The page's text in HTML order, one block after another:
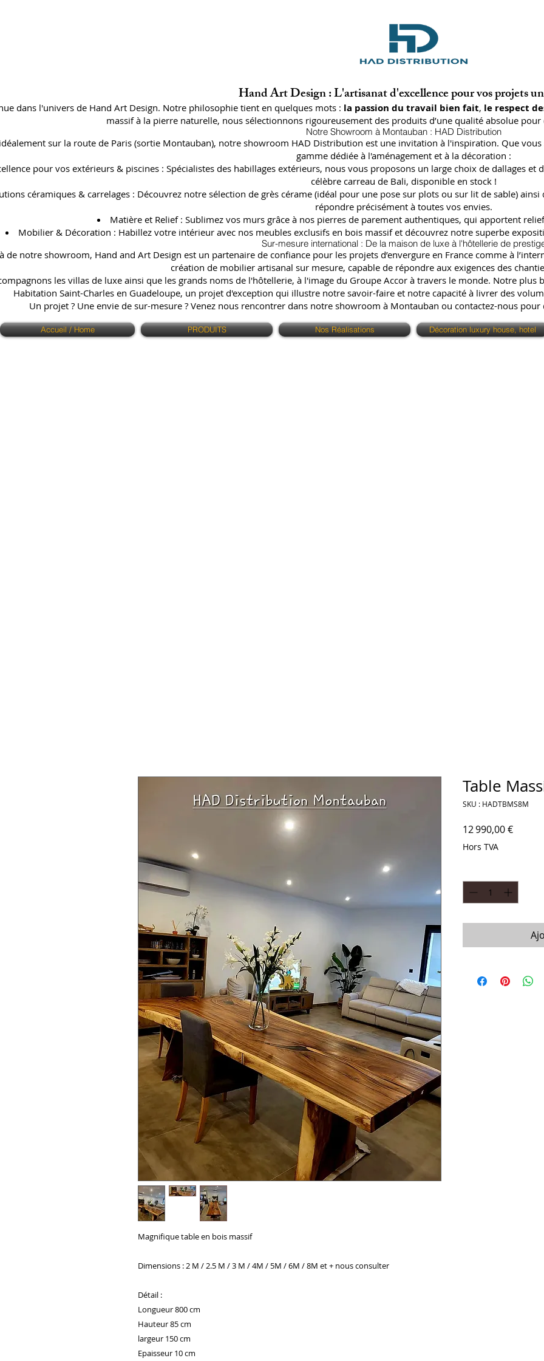
Hand Art Design : L'artisanat d'excellence pour vos projets
dans l'univers de Hand Art Design. Notre philosophie tient en quelques mots : la passion du travail bien fait, le respect
massif à la pierre naturelle, nous sélectionnons rigoureusement des produits d’une qualité absolue pour
Notre Showroom à Montauban : HAD Distribution
sur la route de Paris (sortie Montauban), notre showroom HAD Distribution est une invitation à l'inspiration. Que
gamme dédiée à l'aménagement et à la décoration :
pour vos extérieurs & piscines : Spécialistes des habillages extérieurs, nous vous proposons un large choix de dallages
célèbre carreau de Bali, disponible en stock !
céramiques & carrelages : Découvrez notre sélection de grès cérame (idéal pour une pose sur plots ou sur lit de sable)
répondre précisément à toutes vos envies.
Matière et Relief : Sublimez vos murs grâce à nos pierres de parement authentiques, qui apportent
Mobilier & Décoration : Habillez votre intérieur avec nos meubles exclusifs en bois massif et découvrez notre superbe
Sur-mesure international : De la maison de luxe à l'hôtellerie de
de notre showroom, Hand and Art Design est un partenaire de confiance pour les projets d’envergure en France comme à
création de mobilier artisanal sur mesure, capable de répondre aux exigences des
les villas de luxe ainsi que les grands noms de l'hôtellerie, à l'image du Groupe Accor à travers le monde. Notre
Habitation Saint-Charles en Guadeloupe, un projet d'exception qui illustre notre savoir-faire et notre capacité à livrer des
Un projet ? Une envie de sur-mesure ? Venez nous rencontrer dans notre showroom à Montauban ou contactez-nous
Accueil / Home PRODUITS Nos Réalisations Décoration luxury house, hotel
Magnifique table en bois massif
Dimensions : 2 M / 2.5 M / 3 M / 4M / 5M / 6M / 8M et + nous consulter
Détail :
Longueur 800 cm
Hauteur 85 cm
largeur 150 cm
Epaisseur 10 cm
Table
SKU : HADTBMS8M
12 990,00 €Prix
Hors TVA